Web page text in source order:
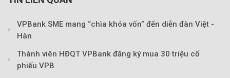
VPBank SME mang “chìa khóa vốn” đến diễn đàn Việt -
Hàn
Thành viên HĐQT VPBank đăng ký mua 30 triệu cổ
phiếu VPB